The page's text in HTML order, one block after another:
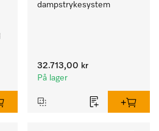
dampstrykesystem
32.713,00 kr
På lager